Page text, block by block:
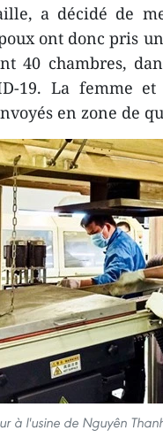
a décidé de
ont donc pris
40 chambres,
19. La femme
en zone de
à l'usine de Nguyên